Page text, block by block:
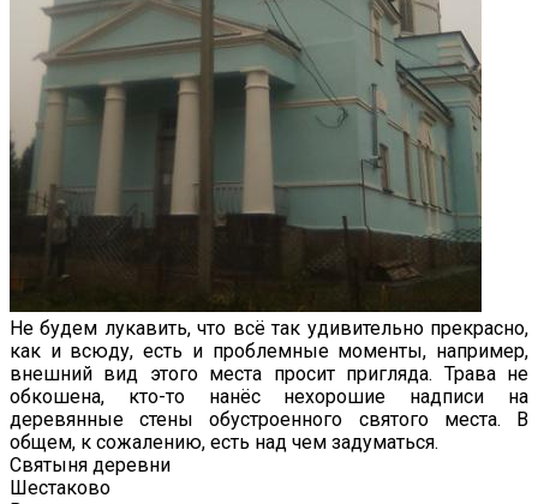
Не будем лукавить, что всё так удивительно прекрасно,
как и всюду, есть и проблемные моменты, например,
внешний вид этого места просит пригляда. Трава не
обкошена, кто-то нанёс нехорошие надписи на
деревянные стены обустроенного святого места. В
общем, к сожалению, есть над чем задуматься.
Святыня деревни
Шестаково